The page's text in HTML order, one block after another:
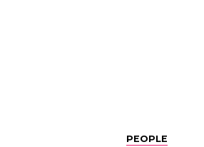
PEOPLE